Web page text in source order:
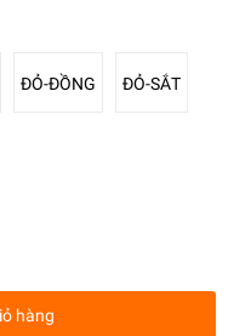
ĐỎ-ĐỒNG ĐỎ-SẮT
hàng